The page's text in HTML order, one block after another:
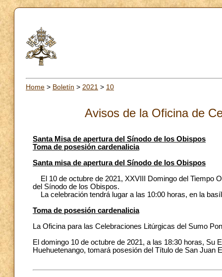
Home > Boletín > 2021 > 10
Avisos de la Oficina de
Santa Misa de apertura del Sínodo de los Obispos
Toma de posesión cardenalicia
Santa misa de apertura del Sínodo de los Obispos
El 10 de octubre de 2021, XXVIII Domingo del Tiempo
del Sínodo de los Obispos.
La celebración tendrá lugar a las 10:00 horas, en la
Toma de posesión cardenalicia
La Oficina para las Celebraciones Litúrgicas del Sumo
El domingo 10 de octubre de 2021, a las 18:30 horas,
Huehuetenango, tomará posesión del Título de San Juan